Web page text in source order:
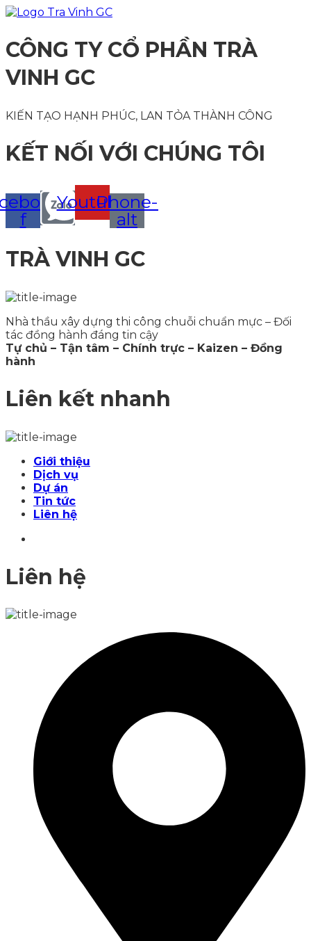
CÔNG TY CỔ PHẦN TRÀ
VINH GC
KIẾN TẠO HẠNH PHÚC, LAN TỎA THÀNH CÔNG
KẾT NỐI VỚI CHÚNG TÔI
f
YoutubePhone-
alt
TRÀ VINH GC
Nhà thầu xây dựng thi công chuỗi chuẩn mực – Đối
tác đồng hành đáng tin cậy
Tự chủ – Tận tâm – Chính trực – Kaizen – Đồng
hành
Liên kết nhanh
Giới thiệu
Dịch vụ
Dự án
Tin tức
Liên hệ
Liên hệ